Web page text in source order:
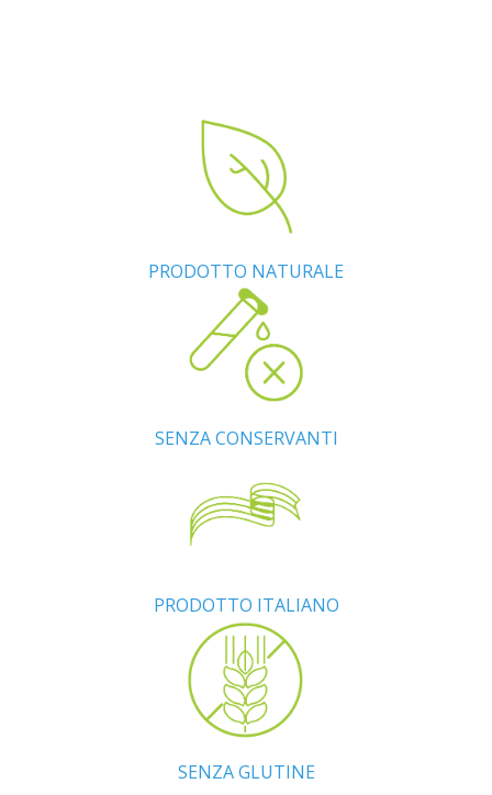
PRODOTTO NATURALE
SENZA CONSERVANTI
PRODOTTO ITALIANO
SENZA GLUTINE